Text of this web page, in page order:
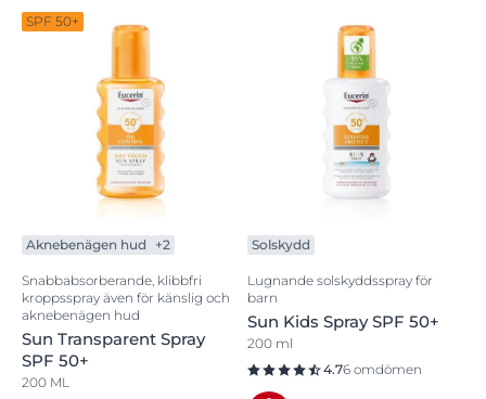
SPF 50+
Aknebenägen hud +2
Snabbabsorberande, klibbfri
kroppsspray även för känslig och
aknebenägen hud
Sun Transparent Spray
SPF 50+
200 ML
Solskydd
Lugnande solskyddsspray för
barn
Sun Kids Spray SPF 50+
200 ml
4.76 omdömen